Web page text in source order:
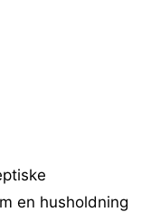
en husholdning